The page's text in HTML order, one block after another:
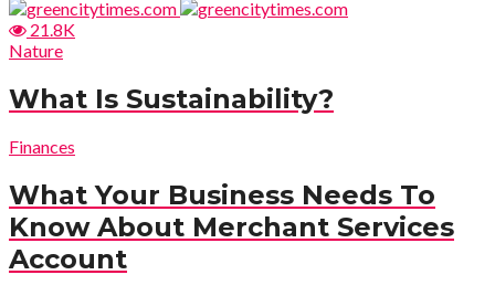
21.8K
Nature
What Is Sustainability?
Finances
What Your Business Needs To
Know About Merchant Services
Account